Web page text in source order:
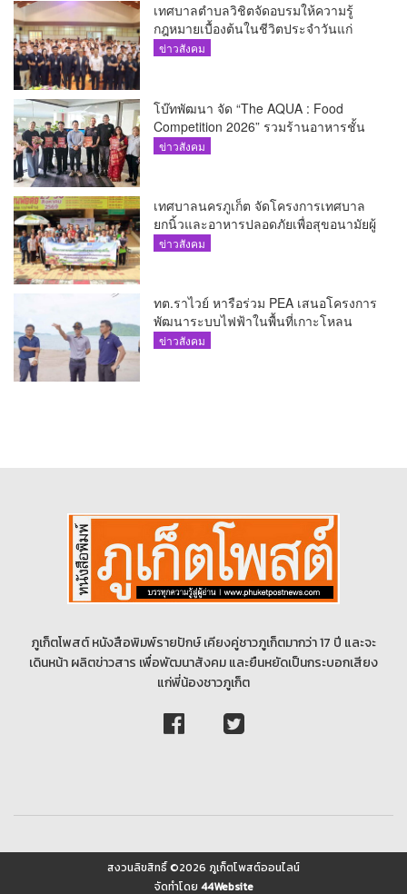
เทศบาลตำบลวิชิตจัดอบรมให้ความรู้
กฎหมายเบื้องต้นในชีวิตประจำวันแก่
เยาวชน
ข่าวสังคม
โบ๊ทพัฒนา จัด “The AQUA : Food
Competition 2026” รวมร้านอาหารชั้น
นำของ The Shopps at The AQUA ชู
ข่าวสังคม
เทศบาลนครภูเก็ต จัดโครงการเทศบาล
ยกนิ้วและอาหารปลอดภัยเพื่อสุขอนามัยผู้
บริโภค
ข่าวสังคม
ทต.ราไวย์ หารือร่วม PEA เสนอโครงการ
พัฒนาระบบไฟฟ้าในพื้นที่เกาะโหลน
ข่าวสังคม
ภูเก็ตโพสต์ หนังสือพิมพ์รายปักษ์ เคียงคู่ชาวภูเก็ตมากว่า 17 ปี และจะ
เดินหน้า ผลิตข่าวสาร เพื่อพัฒนาสังคม และยืนหยัดเป็นกระบอกเสียง
แก่พี่น้องชาวภูเก็ต
สงวนลิขสิทธิ์ ©2026 ภูเก็ตโพสต์ออนไลน์
จัดทำโดย 44Website